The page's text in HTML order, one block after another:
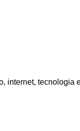
internet, tecnologia